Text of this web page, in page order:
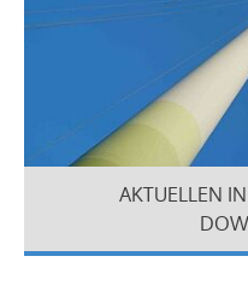
AKTUELLEN